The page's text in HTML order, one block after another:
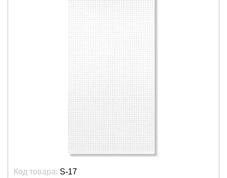
Код товара: S-17